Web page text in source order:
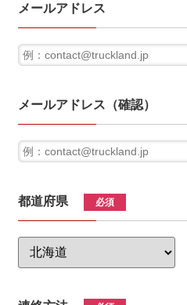
メールアドレス
メールアドレス（確認）
都道府県 必須